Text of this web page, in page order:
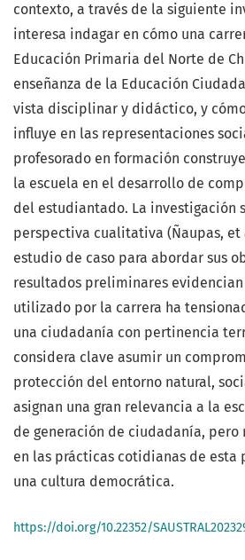
contexto, a través de la siguiente
interesa indagar en cómo una
Educación Primaria del Norte de
enseñanza de la Educación
vista disciplinar y didáctico, y
influye en las representaciones
profesorado en formación
la escuela en el desarrollo de
del estudiantado. La investigación
perspectiva cualitativa (Ñaupas, et
estudio de caso para abordar sus
resultados preliminares
utilizado por la carrera ha
una ciudadanía con pertinencia
considera clave asumir un
protección del entorno natural,
asignan una gran relevancia a la
de generación de ciudadanía, pero
en las prácticas cotidianas de esta
una cultura democrática.
https://doi.org/10.22352/